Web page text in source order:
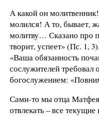
А какой он
молился! А то, бывает,
молитву… Сказано про
творит, успеет» (Пс. 1,
«Ваша обязанность
сослужителей требовал
богослужением:
Сами-то мы отца Матфея
отвлекать – все